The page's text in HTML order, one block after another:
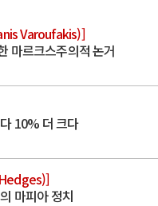
Varoufakis)]
마르크스주의적 논거
10% 더 크다
마피아 정치